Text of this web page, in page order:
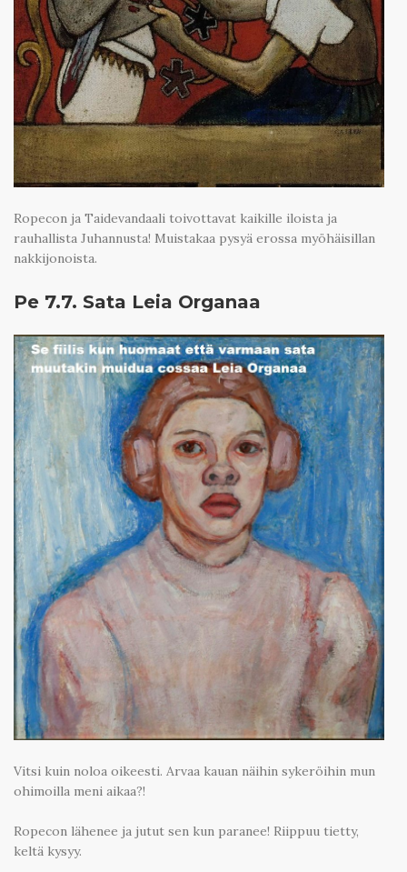
Ropecon ja Taidevandaali toivottavat kaikille iloista ja
rauhallista Juhannusta! Muistakaa pysyä erossa myöhäisillan
nakkijonoista.
Pe 7.7. Sata Leia Organaa
Vitsi kuin noloa oikeesti. Arvaa kauan näihin sykeröihin mun
ohimoilla meni aikaa?!
Ropecon lähenee ja jutut sen kun paranee! Riippuu tietty,
keltä kysyy.